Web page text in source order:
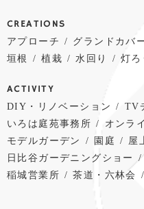
CREATIONS
アプローチ グランドカバ
垣根
植栽 水回り 灯ろ
ACTIVITY
DIY・リノベーション TV
いろは庭苑事務所
オンラ
モデルガーデン
園庭
屋
日比谷ガーデニングショー
稲城営業所
茶道・六林会